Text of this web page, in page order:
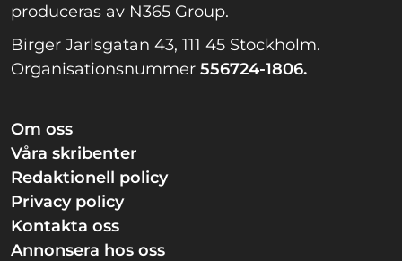
produceras av N365 Group.
Birger Jarlsgatan 43, 111 45 Stockholm.
Organisationsnummer 556724-1806.
Om oss
Våra skribenter
Redaktionell policy
Privacy policy
Kontakta oss
Annonsera hos oss